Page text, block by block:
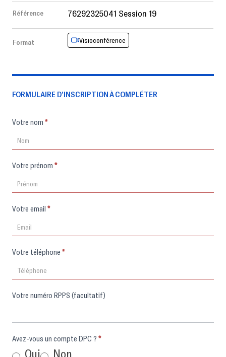
Référence 76292325041 Session 19
Format Visioconférence
FORMULAIRE D’INSCRIPTION À COMPLÉTER
Formulaire
Votre nom *
Votre prénom *
Votre email *
Votre téléphone *
Votre numéro RPPS (facultatif)
Avez-vous un compte DPC ? *
Oui Non